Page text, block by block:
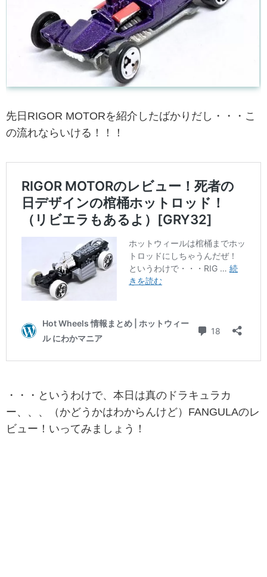
先日RIGOR MOTORを紹介したばかりだし・・・こ
の流れならいける！！！
・・・というわけで、本日は真のドラキュラカ
ー、、、（かどうかはわからんけど）FANGULAのレ
ビュー！いってみましょう！